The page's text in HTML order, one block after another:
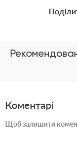
Коментарі
Щоб залишити